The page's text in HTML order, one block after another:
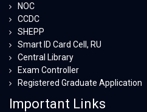
NOC
CCDC
SHEPP
Smart ID Card Cell, RU
Central Library
Exam Controller
Registered Graduate Application
Important Links